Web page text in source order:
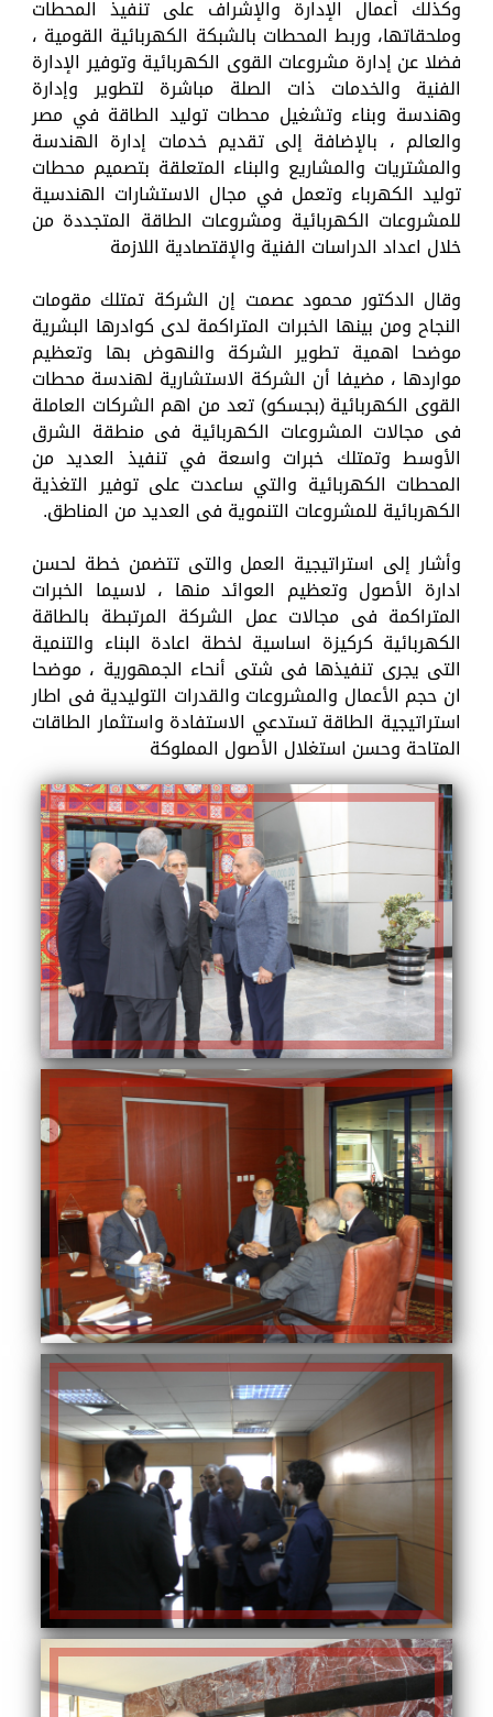
وكذلك أعمال الإدارة والإشراف على تنفيذ المحطات
وملحقاتها، وربط المحطات بالشبكة الكهربائية القومية ،
فضلا عن إدارة مشروعات القوى الكهربائية وتوفير الإدارة
الفنية والخدمات ذات الصلة مباشرة لتطوير وإدارة
وهندسة وبناء وتشغيل محطات توليد الطاقة في مصر
والعالم ، بالإضافة إلى تقديم خدمات إدارة الهندسة
والمشتريات والمشاريع والبناء المتعلقة بتصميم محطات
توليد الكهرباء وتعمل في مجال الاستشارات الهندسية
للمشروعات الكهربائية ومشروعات الطاقة المتجددة من
خلال اعداد الدراسات الفنية والإقتصادية اللازمة
وقال الدكتور محمود عصمت إن الشركة تمتلك مقومات
النجاح ومن بينها الخبرات المتراكمة لدى كوادرها البشرية
موضحا اهمية تطوير الشركة والنهوض بها وتعظيم
مواردها ، مضيفا أن الشركة الاستشارية لهندسة محطات
القوى الكهربائية (بجسكو) تعد من اهم الشركات العاملة
فى مجالات المشروعات الكهربائية فى منطقة الشرق
الأوسط وتمتلك خبرات واسعة في تنفيذ العديد من
المحطات الكهربائية والتي ساعدت على توفير التغذية
الكهربائية للمشروعات التنموية فى العديد من المناطق.
وأشار إلى استراتيجية العمل والتى تتضمن خطة لحسن
ادارة الأصول وتعظيم العوائد منها ، لاسيما الخبرات
المتراكمة فى مجالات عمل الشركة المرتبطة بالطاقة
الكهربائية كركيزة اساسية لخطة اعادة البناء والتنمية
التى يجرى تنفيذها فى شتى أنحاء الجمهورية ، موضحا
ان حجم الأعمال والمشروعات والقدرات التوليدية فى اطار
استراتيجية الطاقة تستدعي الاستفادة واستثمار الطاقات
المتاحة وحسن استغلال الأصول المملوكة